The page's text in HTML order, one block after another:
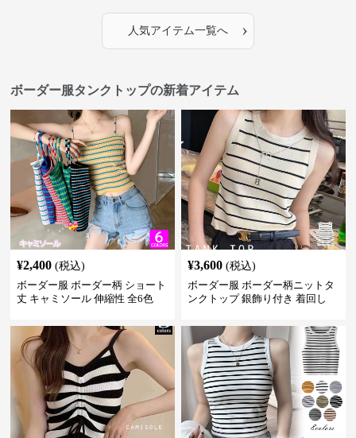
人気アイテム一覧へ ›
ボーダー服タンクトップの新着アイテム
¥2,400 (税込)
ボーダー服 ボーダー柄 ショート
丈 キャミソール 伸縮性 全6色
¥3,600 (税込)
ボーダー服 ボーダー柄ニットタ
ンクトップ 銀飾り付き 着回し